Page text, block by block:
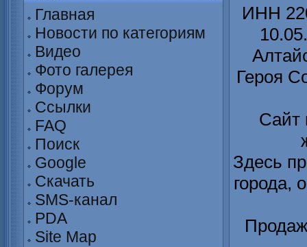
Главная
Новости по категориям
Видео
Фото галерея
Форум
Ссылки
FAQ
Поиск
Google
Скачать
SMS-канал
PDA
Site Map
ИНН
Героя
Сайт
Здесь
города,